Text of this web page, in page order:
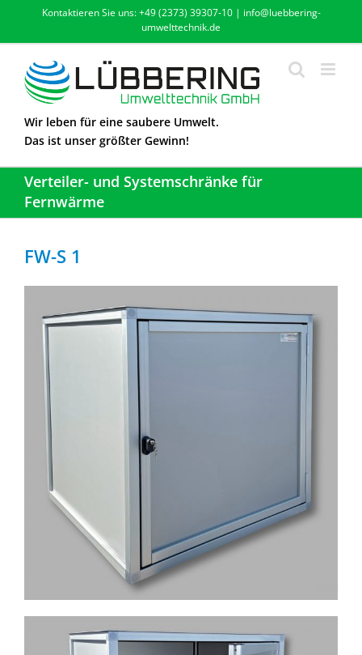
Kontaktieren Sie uns: +49 (2373) 39307-10 | info@luebbering-
umwelttechnik.de
Wir leben für eine saubere Umwelt.
Das ist unser größter Gewinn!
Verteiler- und Systemschränke für
Fernwärme
FW-S 1